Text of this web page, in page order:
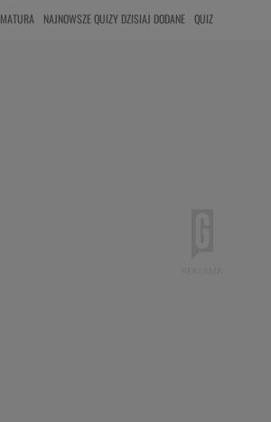
MATURA NAJNOWSZE QUIZY DZISIAJ DODANE QUIZ